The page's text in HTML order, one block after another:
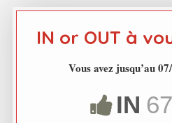
IN or OUT à
Vous avez jusqu’au
IN